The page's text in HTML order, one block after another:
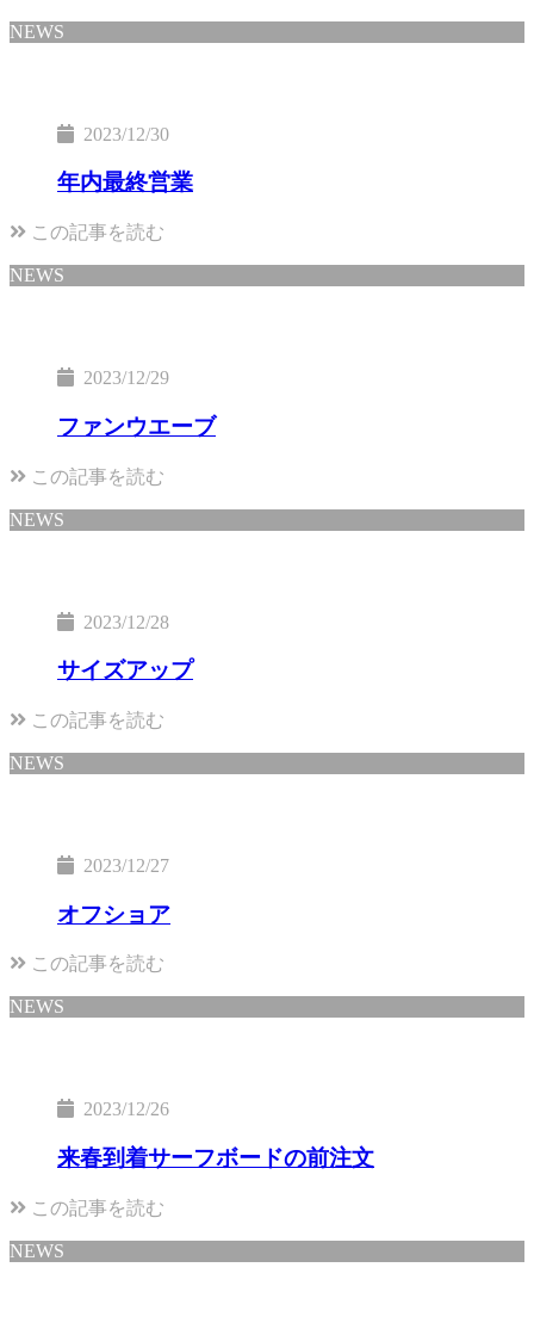
NEWS
2023/12/30
年内最終営業
この記事を読む
NEWS
2023/12/29
ファンウエーブ
この記事を読む
NEWS
2023/12/28
サイズアップ
この記事を読む
NEWS
2023/12/27
オフショア
この記事を読む
NEWS
2023/12/26
来春到着サーフボードの前注文
この記事を読む
NEWS